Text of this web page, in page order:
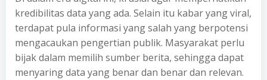
kredibilitas data yang ada. Selain itu kabar yang viral,
terdapat pula informasi yang salah yang berpotensi
mengacaukan pengertian publik. Masyarakat perlu
bijak dalam memilih sumber berita, sehingga dapat
menyaring data yang benar dan benar dan relevan.